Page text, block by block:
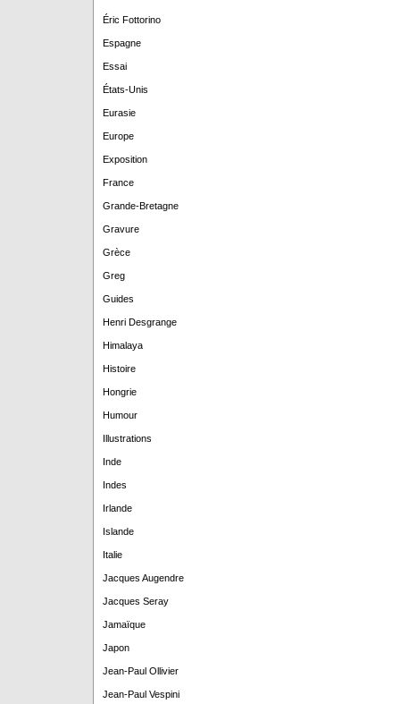
Éric Fottorino
Espagne
Essai
États-Unis
Eurasie
Europe
Exposition
France
Grande-Bretagne
Gravure
Grèce
Greg
Guides
Henri Desgrange
Himalaya
Histoire
Hongrie
Humour
Illustrations
Inde
Indes
Irlande
Islande
Italie
Jacques Augendre
Jacques Seray
Jamaïque
Japon
Jean-Paul Ollivier
Jean-Paul Vespini